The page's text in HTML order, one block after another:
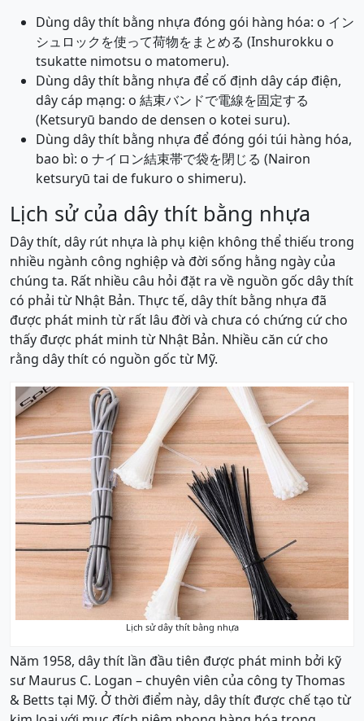
Dùng dây thít bằng nhựa đóng gói hàng hóa: o イン
シュロックを使って荷物をまとめる (Inshurokku o
tsukatte nimotsu o matomeru).
Dùng dây thít bằng nhựa để cố định dây cáp điện,
dây cáp mạng: o 結束バンドで電線を固定する
(Ketsuryū bando de densen o kotei suru).
Dùng dây thít bằng nhựa để đóng gói túi hàng hóa,
bao bì: o ナイロン結束帯で袋を閉じる (Nairon
ketsuryū tai de fukuro o shimeru).
Lịch sử của dây thít bằng nhựa
Dây thít, dây rút nhựa là phụ kiện không thể thiếu trong
nhiều ngành công nghiệp và đời sống hằng ngày của
chúng ta. Rất nhiều câu hỏi đặt ra về nguồn gốc dây thít
có phải từ Nhật Bản. Thực tế, dây thít bằng nhựa đã
được phát minh từ rất lâu đời và chưa có chứng cứ cho
thấy được phát minh từ Nhật Bản. Nhiều căn cứ cho
rằng dây thít có nguồn gốc từ Mỹ.
Lịch sử dây thít bằng nhựa
Năm 1958, dây thít lần đầu tiên được phát minh bởi kỹ
sư Maurus C. Logan – chuyên viên của công ty Thomas
& Betts tại Mỹ. Ở thời điểm này, dây thít được chế tạo từ